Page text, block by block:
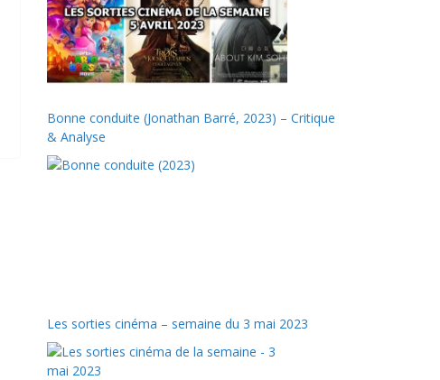
Bonne conduite (Jonathan Barré, 2023) – Critique
& Analyse
Les sorties cinéma – semaine du 3 mai 2023